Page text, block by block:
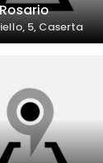
5, Caserta